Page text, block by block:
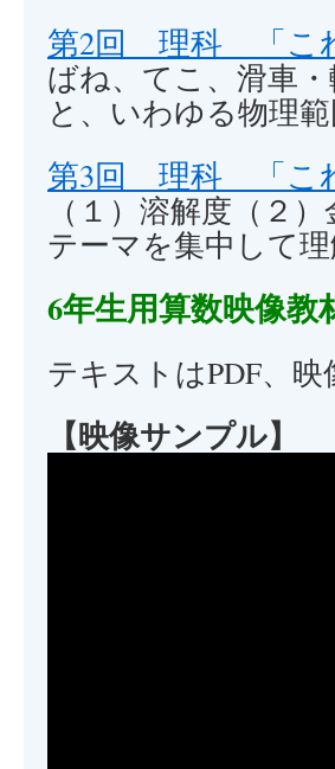
第2回 理科 「こ
ばね、てこ、滑車
と、いわゆる物理
第3回 理科 「こ
（１）溶解度（２
テーマを集中して
6年生用算数映像教
テキストはPDF、
【映像サンプル】